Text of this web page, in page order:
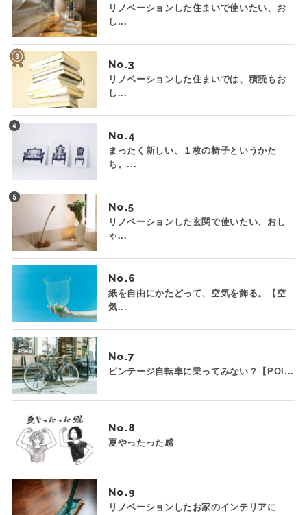
リノベーションした住まいで使いたい、お
し...
No.
リノベーションした住まいでは、積読もお
し...
No.
まったく新しい、１枚の椅子というかた
ち。...
No.
リノベーションした玄関で使いたい、おし
ゃ...
No.
紙を自由にかたどって、空気を飾る。【空
気...
No.
ビンテージ自転車に乗ってみない？【POI...
No.
夏やったった感
No.
リノベーションしたお家のインテリアに